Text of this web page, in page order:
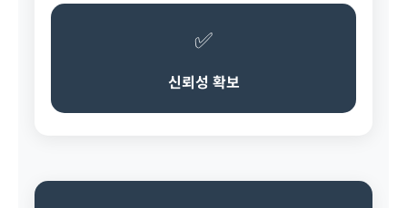
✅
신뢰성 확보